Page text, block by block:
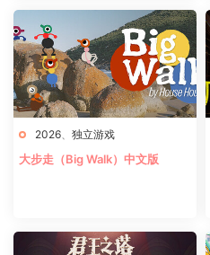
2026 独立游戏
大步走（Big Walk）中文版